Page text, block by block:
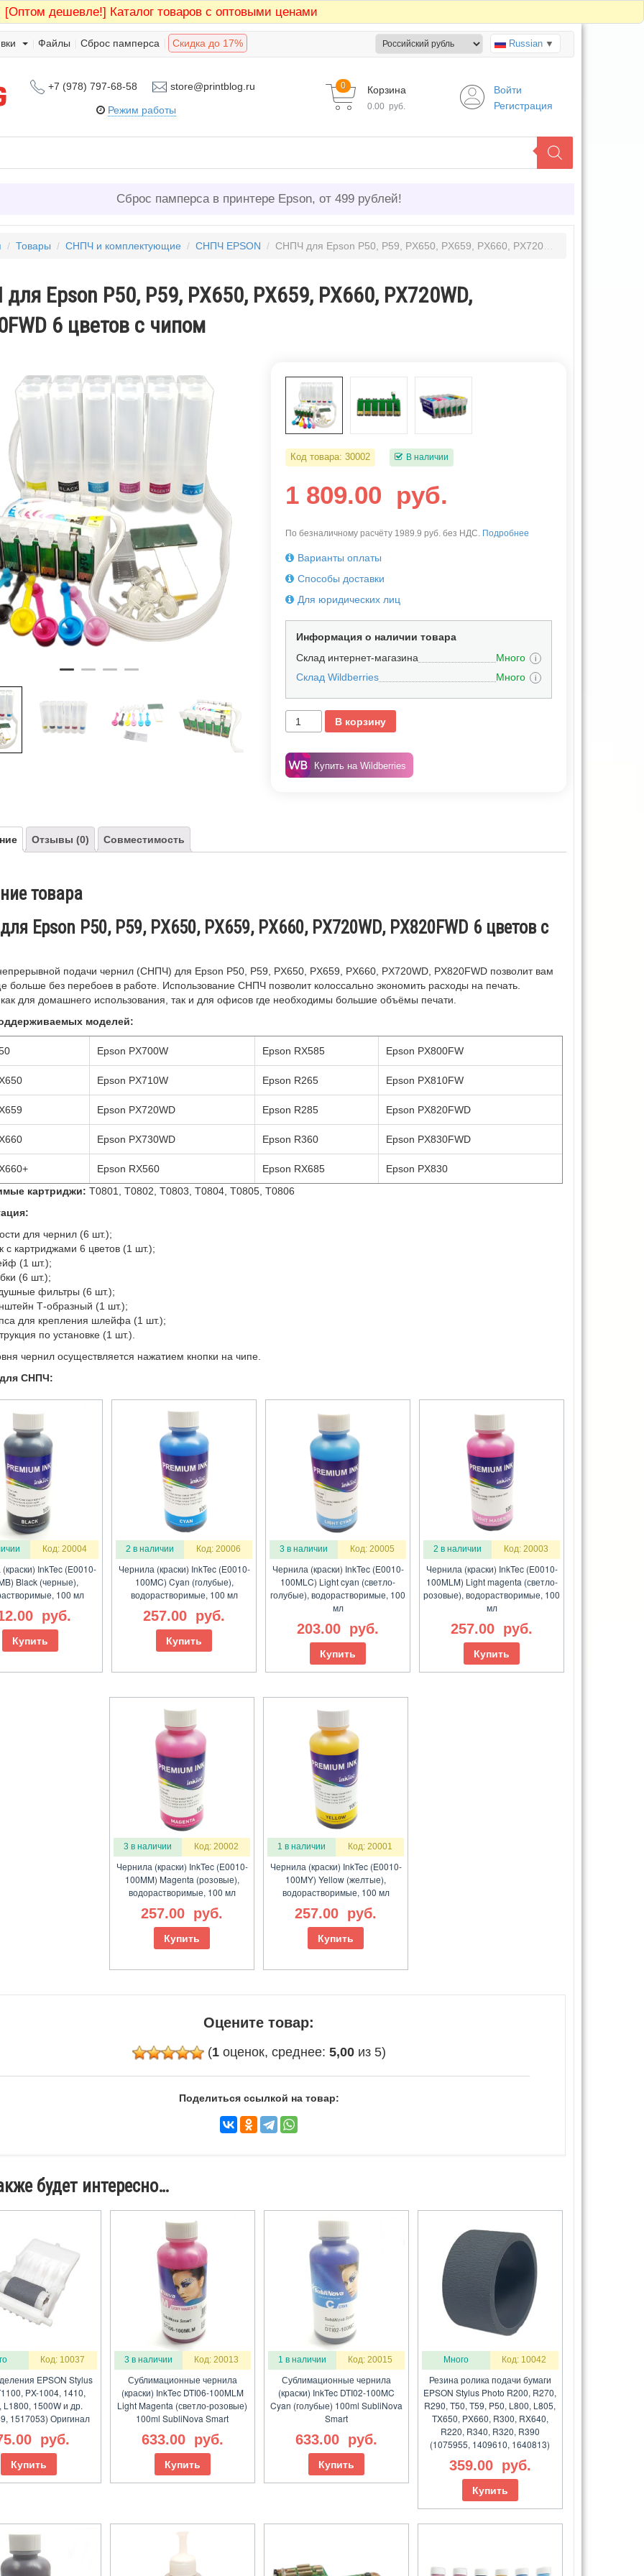
[Оптом дешевле!] Каталог товаров с оптовыми ценами
Файлы Сброс памперса Скидка до 17% Russian ▼
+7 (978) 797-68-58 store@printblog.ru
Режим работы
Корзина
0
0.00 руб.
Войти
Регистрация
Сброс памперса в принтере Epson, от 499 рублей!
/ Товары / СНПЧ и комплектующие / СНПЧ EPSON / СНПЧ для Epson P50, P59, PX650, PX659, PX660, PX720WD, PX820FWD 6 цветов с чипом
Epson P50, P59, PX650, PX659, PX660, PX720WD,
6 цветов с чипом
Код товара:30002 В наличии
1 809.00 руб.
По безналичному расчёту 1989.9 руб. без НДС. Подробнее
Варианты оплаты
Способы доставки
Для юридических лиц
Информация о наличии товара
Склад интернет-магазина
Много i
Склад Wildberries Много i
В корзину
Купить на Wildberries
Отзывы (0) Совместимость
товара
Epson P50, P59, PX650, PX659, PX660, PX720WD, PX820FWD 6 цветов с
подачи чернил (СНПЧ) для Epson P50, P59, PX650, PX659, PX660, PX720WD, PX820FWD позволит вам
больше без перебоев в работе. Использование СНПЧ позволит колоссально экономить расходы на печать.
для домашнего использования, так и для офисов где необходимы большие объёмы печати.
моделей:
Epson PX700W Epson RX585 Epson PX800FW
Epson PX710W Epson R265 Epson PX810FW
Epson PX720WD Epson R285 Epson PX820FWD
Epson PX730WD Epson R360 Epson PX830FWD
Epson RX560 Epson RX685
Epson PX830
картриджи: T0801, T0802, T0803, T0804, T0805, T0806
для чернил (6 шт.);
с картриджами 6 цветов (1 шт.);
(1 шт.);
(6 шт.);
фильтры (6 шт.);
Т-образный (1 шт.);
для крепления шлейфа (1 шт.);
по установке (1 шт.).
чернил осуществляется нажатием кнопки на чипе.
СНПЧ:
Код: 20004
InkTec (E0010-
Black (черные),
100 мл
руб.
Купить
2 в наличии Код: 20006
Чернила (краски) InkTec (E0010-
100MC) Cyan (голубые),
водорастворимые, 100 мл
257.00 руб.
Купить
3 в наличии Код: 20005
Чернила (краски) InkTec (E0010-
100MLC) Light cyan (светло-
голубые), водорастворимые, 100
мл
203.00 руб.
Купить
2 в наличии Код: 20003
Чернила (краски) InkTec (E0010-
100MLM) Light magenta (светло-
розовые), водорастворимые, 100
мл
257.00 руб.
Купить
3 в наличии Код: 20002
Чернила (краски) InkTec (E0010-
100MM) Magenta (розовые),
водорастворимые, 100 мл
257.00 руб.
Купить
1 в наличии Код: 20001
Чернила (краски) InkTec (E0010-
100MY) Yellow (желтые),
водорастворимые, 100 мл
257.00 руб.
Купить
Оцените товар:
(1оценок, среднее: 5,00из 5)
Поделиться ссылкой на товар:
будет интересно…
Код: 10037
EPSON Stylus
PX-1004, 1410,
L1800, 1500W и др.
1517053) Оригинал
руб.
Купить
3 в наличии Код: 20013
Сублимационные чернила
(краски) InkTec DTI06-100MLM
Light Magenta (светло-розовые)
100ml SubliNova Smart
633.00 руб.
Купить
1 в наличии Код: 20015
Сублимационные чернила
(краски) InkTec DTI02-100MC
Cyan (голубые) 100ml SubliNova
Smart
633.00 руб.
Купить
Много Код: 10042
Резина ролика подачи бумаги
EPSON Stylus Photo R200, R270,
R290, T50, T59, P50, L800, L805,
TX650, PX660, R300, RX640,
R220, R340, R320, R390
(1075955, 1409610, 1640813)
359.00 руб.
Купить